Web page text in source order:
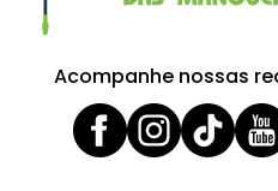
Acompanhe nossas